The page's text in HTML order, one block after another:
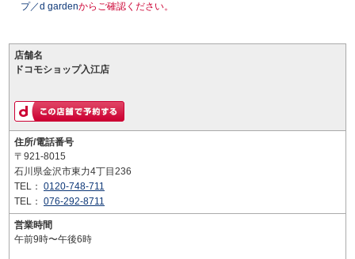
プ／d gardenからご確認ください。
店舗名
ドコモショップ入江店
住所/電話番号
〒921-8015
石川県金沢市東力4丁目236
TEL： 0120-748-711
TEL： 076-292-8711
営業時間
午前9時〜午後6時